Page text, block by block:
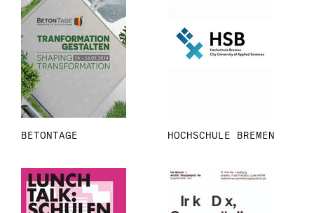
BETONTAGE HOCHSCHULE BREMEN